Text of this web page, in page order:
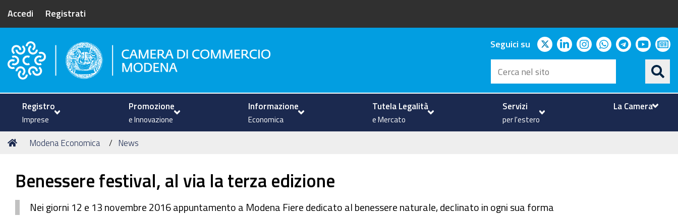
Accedi Registrati
Camera di Commercio di Modena
Seguici su twitterlinkedininstagram
whatsapp
telegram
Cerca
nel
sito
Registro
Imprese
Promozione
e Innovazione
Informazione
Economica
Tutela Legalità
e Mercato
Servizi
per l'estero
La Camera
Tu
Home
Modena Economica News
Benessere festival, al via la terza edizione
Nei giorni 12 e 13 novembre 2016 appuntamento a Modena Fiere dedicato al benessere naturale, declinato in ogni sua forma